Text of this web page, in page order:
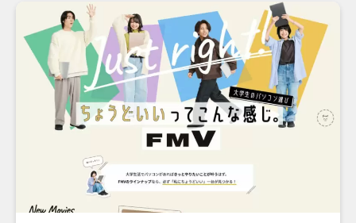
＠Living https://at-living.press/